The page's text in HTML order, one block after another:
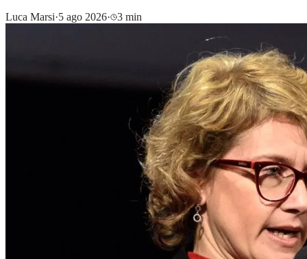
Luca Marsi·5 ago 2026· 3 min